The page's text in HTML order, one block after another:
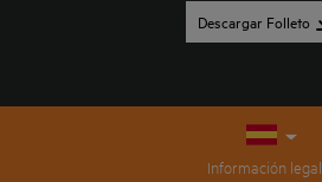
Descargar Folleto
Información legal